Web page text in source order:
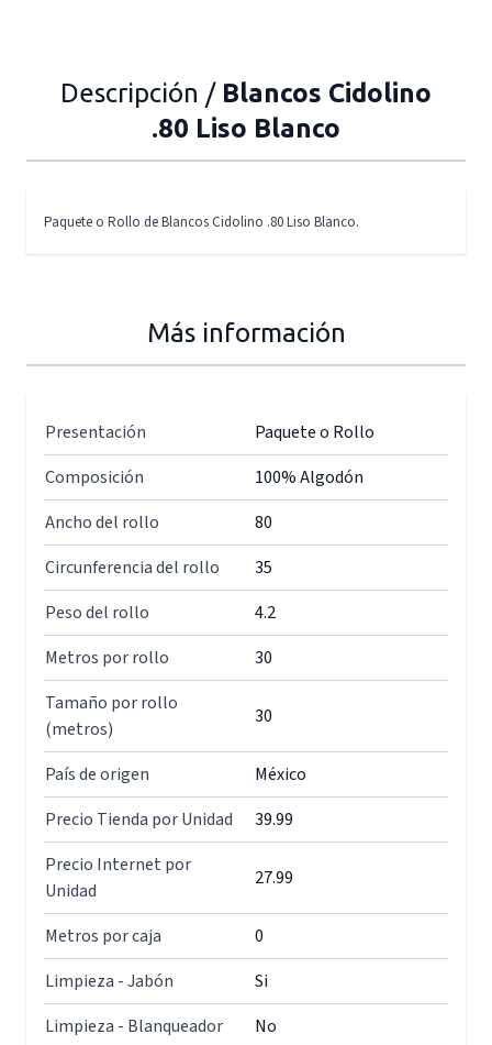
Descripción / Blancos Cidolino
.80 Liso Blanco
Paquete o Rollo de Blancos Cidolino .80 Liso Blanco.
Más información
Presentación
Paquete o Rollo
Composición
100% Algodón
Ancho del rollo
80
Circunferencia del rollo
35
Peso del rollo
4.2
Metros por rollo
30
Tamaño por rollo
(metros)
30
País de origen
México
Precio Tienda por Unidad
39.99
Precio Internet por
Unidad
27.99
Metros por caja
0
Limpieza - Jabón
Si
Limpieza - Blanqueador
No